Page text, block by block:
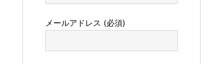
メールアドレス (必須)